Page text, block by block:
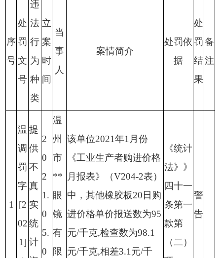
序
号
处
罚
文
号
违
法
行
为
种
类
立
案
时
间
当
事
人
案情简介
处罚依
据
处
罚
结
果
备
注
1
温
调
罚
字
[2
02
1]
提
供
不
真
实
统
计
2
0
2
1.
0
5.
0
温
州
市
**
眼
镜
有
限
该单位2021年1月份
《工业生产者购进价格
月报表》（V204-2表）
中，其他橡胶板20 日购
进价格单价报送数为95
元/千克,检查数为98.1
元/千克,相差3.1元/千
《统计
法》》
四十一
条第一
款第
（二）
警
告